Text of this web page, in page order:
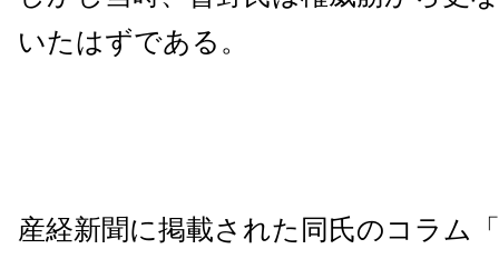
いたはずである。
産経新聞に掲載された同氏のコラム